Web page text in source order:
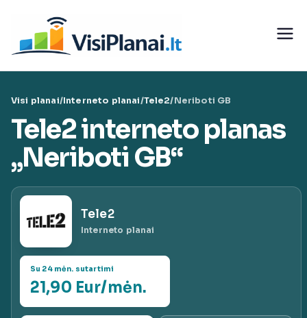
turinio
teleko
munika
cijų
paslaug
Visi planai/Interneto planai/Tele2/Neriboti GB
Tele2 interneto planas
„Neriboti GB“
Tele2
Interneto planai
Su 24 mėn. sutartimi
21,90 Eur/mėn.